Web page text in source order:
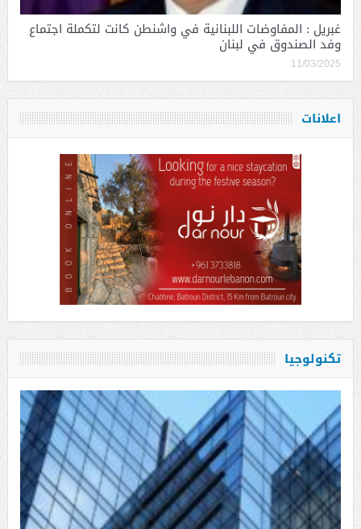
غبريل : المفاوضات اللبنانية في واشنطن كانت لتكملة اجتماع
وفد الصندوق في لبنان
11/03/2025
اعلانات
تكنولوجيا